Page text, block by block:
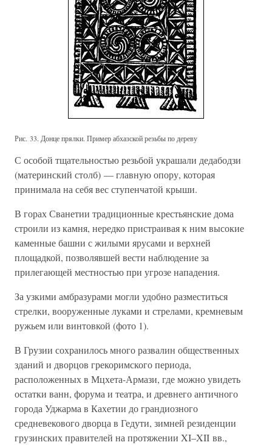
Рис. 33. Донце прялки. Пример абхазской резьбы по дереву
С особой тщательностью резьбой украшали дедабодзи
(материнский столб) — главную опору, которая
принимала на себя вес ступенчатой крыши.
В горах Сванетии традиционные крестьянские дома
строили из камня, нередко пристраивая к ним высокие
каменные башни с жилыми ярусами и верхней
площадкой, позволявшей вести наблюдение за
прилегающей местностью при угрозе нападения.
За узкими амбразурами могли удобно разместиться
стрелки, вооруженные луками и стрелами, кремневым
ружьем или винтовкой (фото 1).
В Грузии сохранилось много развалин общественных
зданий и дворцов грекоримского периода,
расположенных в Мцхета-Армази, где можно увидеть
остатки ванн, форума и театра, и древнего античного
города Уджарма в Кахетии до грандиозного
средневекового дворца в Гедути, зимней резиденции
грузинских правителей на протяжении XI–XII вв.,